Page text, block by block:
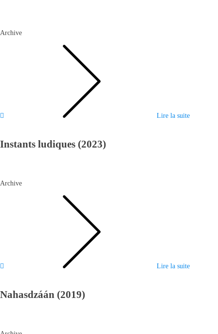
Archive
Lire la suite
Instants ludiques (2023)
Archive
Lire la suite
Nahasdzáán (2019)